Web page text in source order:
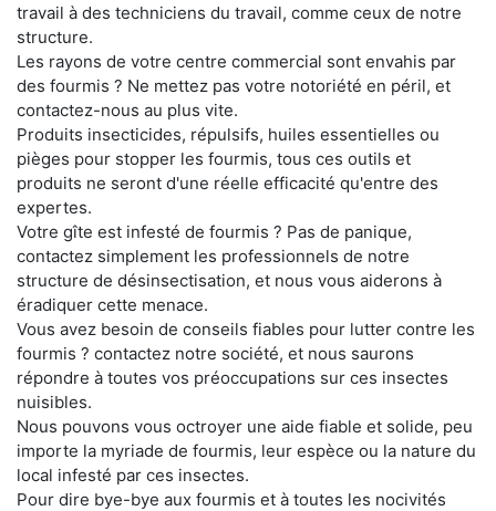
travail à des techniciens du travail, comme ceux de notre
structure.
Les rayons de votre centre commercial sont envahis par
des fourmis ? Ne mettez pas votre notoriété en péril, et
contactez-nous au plus vite.
Produits insecticides, répulsifs, huiles essentielles ou
pièges pour stopper les fourmis, tous ces outils et
produits ne seront d'une réelle efficacité qu'entre des
expertes.
Votre gîte est infesté de fourmis ? Pas de panique,
contactez simplement les professionnels de notre
structure de désinsectisation, et nous vous aiderons à
éradiquer cette menace.
Vous avez besoin de conseils fiables pour lutter contre les
fourmis ? contactez notre société, et nous saurons
répondre à toutes vos préoccupations sur ces insectes
nuisibles.
Nous pouvons vous octroyer une aide fiable et solide, peu
importe la myriade de fourmis, leur espèce ou la nature du
local infesté par ces insectes.
Pour dire bye-bye aux fourmis et à toutes les nocivités